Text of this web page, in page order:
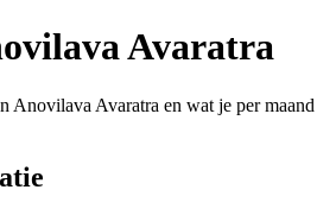
Avaratra
Anovilava Avaratra en wat je per maand